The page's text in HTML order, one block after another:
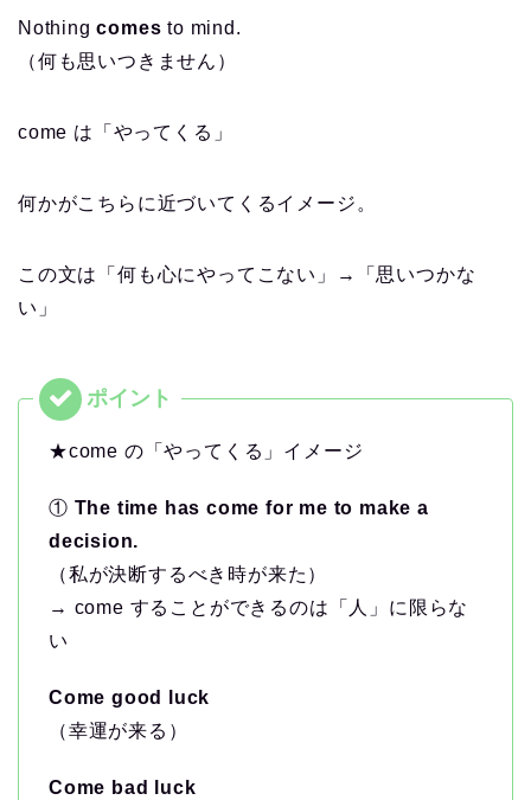
Nothingcomesto mind.
（何も思いつきません）
come は「やってくる」
何かがこちらに近づいてくるイメージ。
この文は「何も心にやってこない」→「思いつかな
い」
★come の「やってくる」イメージ
① The time has come for me to make a
decision.
（私が決断するべき時が来た）
→ come することができるのは「人」に限らな
い
Come good luck
（幸運が来る）
Come bad luck